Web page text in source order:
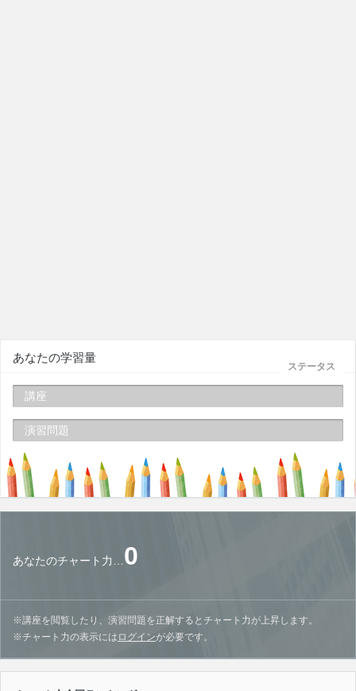
ステータス
あなたの学習量
講座
演習問題
あなたのチャート力… 0
※講座を閲覧したり、演習問題を正解するとチャート力が上昇します。
※チャート力の表示には ログインが必要です。